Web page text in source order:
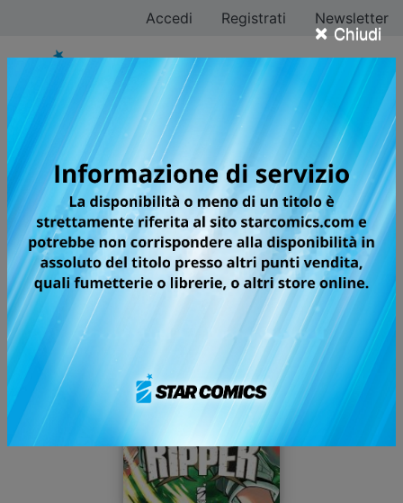
× Chiudi
Accedi Registrati Newsletter
Tutti i fumetti della
categoria Manga /
Global